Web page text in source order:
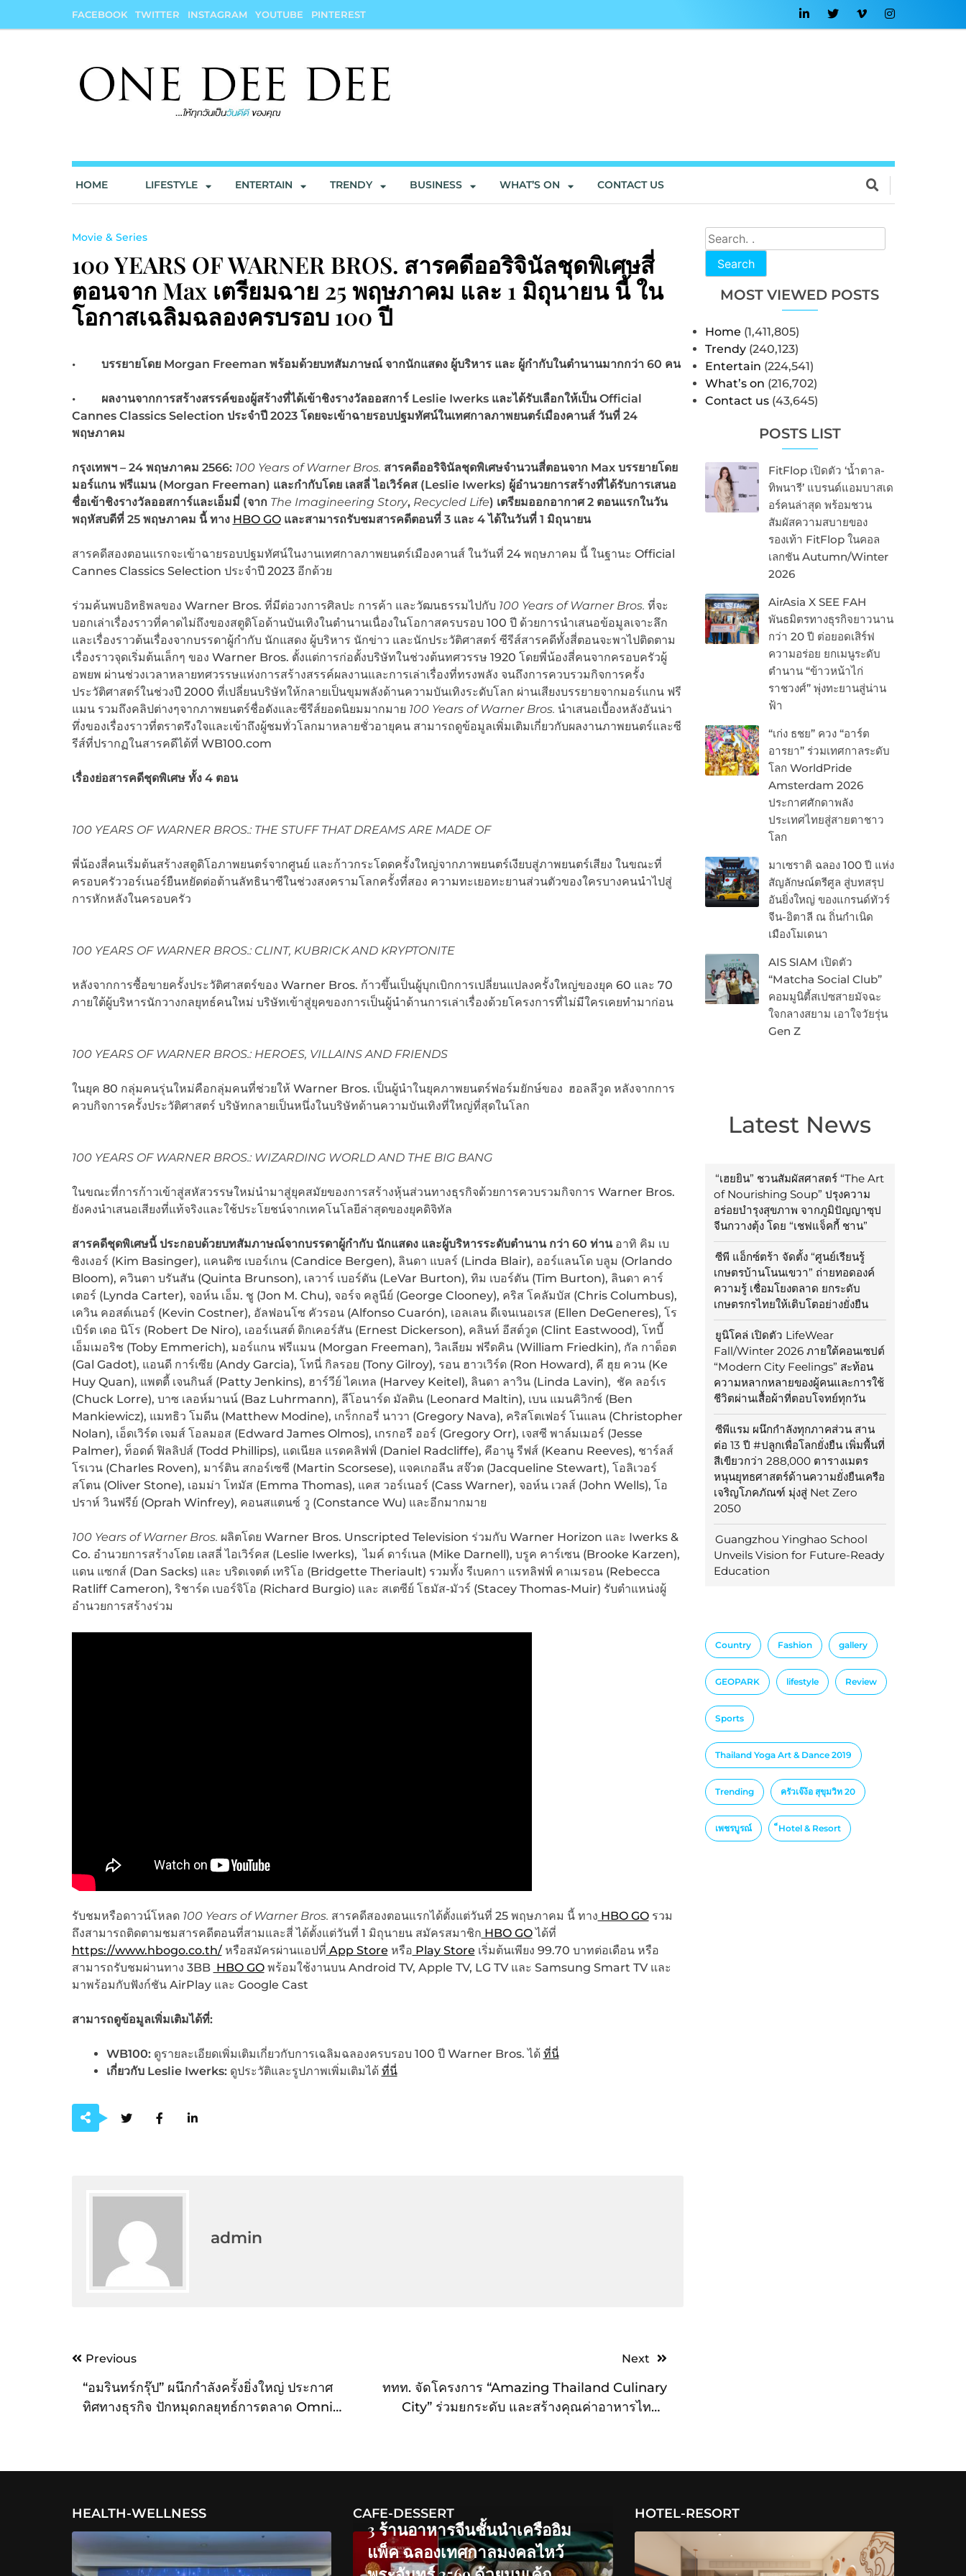
FACEBOOK TWITTER INSTAGRAM YOUTUBE PINTEREST
HOME LIFESTYLE ENTERTAIN TRENDY BUSINESS WHAT’S ON CONTACT US
Search
MOST VIEWED POSTS
Home (1,411,805)
Trendy (240,123)
Entertain (224,541)
What’s on (216,702)
Contact us (43,645)
POSTS LIST
FitFlop เปิดตัว ‘น้ำตาล-
ทิพนารี’ แบรนด์แอมบาสเด
อร์คนล่าสุด พร้อมชวน
สัมผัสความสบายของ
รองเท้า FitFlop ในคอล
เลกชัน Autumn/Winter
2026
AirAsia X SEE FAH
พันธมิตรทางธุรกิจยาวนาน
กว่า 20 ปี ต่อยอดเสิร์ฟ
ความอร่อย ยกเมนูระดับ
ตำนาน “ข้าวหน้าไก่
ราชวงศ์” พุ่งทะยานสู่น่าน
ฟ้า
“เก่ง ธชย” ควง “อาร์ต
อารยา” ร่วมเทศกาลระดับ
โลก WorldPride
Amsterdam 2026
ประกาศศักดาพลัง
ประเทศไทยสู่สายตาชาว
โลก
มาเซราติ ฉลอง 100 ปี แห่ง
สัญลักษณ์ตรีศูล สู่บทสรุป
อันยิ่งใหญ่ ของแกรนด์ทัวร์
จีน-อิตาลี ณ ถิ่นกำเนิด
เมืองโมเดนา
AIS SIAM เปิดตัว
“Matcha Social Club”
คอมมูนิตี้สเปซสายมัจฉะ
ใจกลางสยาม เอาใจวัยรุ่น
Gen Z
Latest News
“เฮยยิน” ชวนสัมผัสศาสตร์ “The Art
of Nourishing Soup” ปรุงความ
อร่อยบำรุงสุขภาพ จากภูมิปัญญาซุป
จีนกวางตุ้ง โดย “เชฟแจ็คกี้ ชาน”
ซีพี แอ็กซ์ตร้า จัดตั้ง “ศูนย์เรียนรู้
เกษตรบ้านโนนเขวา” ถ่ายทอดองค์
ความรู้ เชื่อมโยงตลาด ยกระดับ
เกษตรกรไทยให้เติบโตอย่างยั่งยืน
ยูนิโคล่ เปิดตัว LifeWear
Fall/Winter 2026 ภายใต้คอนเซปต์
“Modern City Feelings” สะท้อน
ความหลากหลายของผู้คนและการใช้
ชีวิตผ่านเสื้อผ้าที่ตอบโจทย์ทุกวัน
ซีพีแรม ผนึกกำลังทุกภาคส่วน สาน
ต่อ 13 ปี #ปลูกเพื่อโลกยั่งยืน เพิ่มพื้นที่
สีเขียวกว่า 288,000 ตารางเมตร
หนุนยุทธศาสตร์ด้านความยั่งยืนเครือ
เจริญโภคภัณฑ์ มุ่งสู่ Net Zero
2050
Guangzhou Yinghao School
Unveils Vision for Future-Ready
Education
Country Fashion gallery
GEOPARK lifestyle Review
Sports
Thailand Yoga Art & Dance 2019
Trending ครัวเจ๊ง้อ สุขุมวิท 20
เพชรบูรณ์ ็Hotel & Resort
Movie & Series
100 YEARS OF WARNER BROS. สารคดีออริจินัลชุดพิเศษสี่
ตอนจาก Max เตรียมฉาย 25 พฤษภาคม และ 1 มิถุนายน นี้ ใน
โอกาสเฉลิมฉลองครบรอบ 100 ปี
• บรรยายโดย Morgan Freeman พร้อมด้วยบทสัมภาษณ์ จากนักแสดง ผู้บริหาร และ ผู้กำกับในตำนานมากกว่า 60 คน
• ผลงานจากการสร้างสรรค์ของผู้สร้างที่ได้เข้าชิงรางวัลออสการ์ Leslie Iwerks และได้รับเลือกให้เป็น Official
Cannes Classics Selection ประจำปี 2023 โดยจะเข้าฉายรอบปฐมทัศน์ในเทศกาลภาพยนตร์เมืองคานส์ วันที่ 24
พฤษภาคม
กรุงเทพฯ – 24 พฤษภาคม 2566: 100 Years of Warner Bros. สารคดีออริจินัลชุดพิเศษจำนวนสี่ตอนจาก Max บรรยายโดย
มอร์แกน ฟรีแมน (Morgan Freeman) และกำกับโดย เลสลี่ ไอเวิร์คส (Leslie Iwerks) ผู้อำนวยการสร้างที่ได้รับการเสนอ
ชื่อเข้าชิงรางวัลออสการ์และเอ็มมี่ (จาก The Imagineering Story, Recycled Life) เตรียมออกอากาศ 2 ตอนแรกในวัน
พฤหัสบดีที่ 25 พฤษภาคม นี้ ทาง HBO GOและสามารถรับชมสารคดีตอนที่ 3 และ 4 ได้ในวันที่ 1 มิถุนายน
สารคดีสองตอนแรกจะเข้าฉายรอบปฐมทัศน์ในงานเทศกาลภาพยนตร์เมืองคานส์ ในวันที่ 24 พฤษภาคม นี้ ในฐานะ Official
Cannes Classics Selection ประจำปี 2023 อีกด้วย
ร่วมค้นพบอิทธิพลของ Warner Bros. ที่มีต่อวงการศิลปะ การค้า และวัฒนธรรมไปกับ 100 Years of Warner Bros. ที่จะ
บอกเล่าเรื่องราวที่คาดไม่ถึงของสตูดิโอด้านบันเทิงในตำนานเนื่องในโอกาสครบรอบ 100 ปี ด้วยการนำเสนอข้อมูลเจาะลึก
และเรื่องราวต้นเรื่องจากบรรดาผู้กำกับ นักแสดง ผู้บริหาร นักข่าว และนักประวัติศาสตร์ ซีรีส์สารคดีทั้งสี่ตอนจะพาไปติดตาม
เรื่องราวจุดเริ่มต้นเล็กๆ ของ Warner Bros. ตั้งแต่การก่อตั้งบริษัทในช่วงต้นทศวรรษ 1920 โดยพี่น้องสี่คนจากครอบครัวผู้
อพยพ ผ่านช่วงเวลาหลายทศวรรษแห่งการสร้างสรรค์ผลงานและการเล่าเรื่องที่ทรงพลัง จนถึงการควบรวมกิจการครั้ง
ประวัติศาสตร์ในช่วงปี 2000 ที่เปลี่ยนบริษัทให้กลายเป็นขุมพลังด้านความบันเทิงระดับโลก ผ่านเสียงบรรยายจากมอร์แกน ฟรี
แมน รวมถึงคลิปต่างๆจากภาพยนตร์ชื่อดังและซีรีส์ยอดนิยมมากมาย 100 Years of Warner Bros. นำเสนอเบื้องหลังอันน่า
ทึ่งของเรื่องราวที่ตราตรึงใจและเข้าถึงผู้ชมทั่วโลกมาหลายชั่วอายุคน สามารถดูข้อมูลเพิ่มเติมเกี่ยวกับผลงานภาพยนตร์และซี
รีส์ที่ปรากฏในสารคดีได้ที่ WB100.com
เรื่องย่อสารคดีชุดพิเศษ ทั้ง 4 ตอน
100 YEARS OF WARNER BROS.: THE STUFF THAT DREAMS ARE MADE OF
พี่น้องสี่คนเริ่มต้นสร้างสตูดิโอภาพยนตร์จากศูนย์ และก้าวกระโดดครั้งใหญ่จากภาพยนตร์เงียบสู่ภาพยนตร์เสียง ในขณะที่
ครอบครัววอร์เนอร์ยืนหยัดต่อต้านลัทธินาซีในช่วงสงครามโลกครั้งที่สอง ความทะเยอทะยานส่วนตัวของใครบางคนนำไปสู่
การหักหลังในครอบครัว
100 YEARS OF WARNER BROS.: CLINT, KUBRICK AND KRYPTONITE
หลังจากการซื้อขายครั้งประวัติศาสตร์ของ Warner Bros. ก้าวขึ้นเป็นผู้บุกเบิกการเปลี่ยนแปลงครั้งใหญ่ของยุค 60 และ 70
ภายใต้ผู้บริหารนักวางกลยุทธ์คนใหม่ บริษัทเข้าสู่ยุคของการเป็นผู้นำด้านการเล่าเรื่องด้วยโครงการที่ไม่มีใครเคยทำมาก่อน
100 YEARS OF WARNER BROS.: HEROES, VILLAINS AND FRIENDS
ในยุค 80 กลุ่มคนรุ่นใหม่คือกลุ่มคนที่ช่วยให้ Warner Bros. เป็นผู้นำในยุคภาพยนตร์ฟอร์มยักษ์ของ ฮอลลีวูด หลังจากการ
ควบกิจการครั้งประวัติศาสตร์ บริษัทกลายเป็นหนึ่งในบริษัทด้านความบันเทิงที่ใหญ่ที่สุดในโลก
100 YEARS OF WARNER BROS.: WIZARDING WORLD AND THE BIG BANG
ในขณะที่การก้าวเข้าสู่สหัสวรรษใหม่นำมาสู่ยุคสมัยของการสร้างหุ้นส่วนทางธุรกิจด้วยการควบรวมกิจการ Warner Bros.
ยังคงนำเสนอเสียงที่แท้จริงและใช้ประโยชน์จากเทคโนโลยีล่าสุดของยุคดิจิทัล
สารคดีชุดพิเศษนี้ ประกอบด้วยบทสัมภาษณ์จากบรรดาผู้กำกับ นักแสดง และผู้บริหารระดับตำนาน กว่า 60 ท่านอาทิ คิม เบ
ซิงเงอร์ (Kim Basinger), แคนดิซ เบอร์เกน (Candice Bergen), ลินดา แบลร์ (Linda Blair), ออร์แลนโด บลูม (Orlando
Bloom), ควินตา บรันสัน (Quinta Brunson), เลวาร์ เบอร์ตัน (LeVar Burton), ทิม เบอร์ตัน (Tim Burton), ลินดา คาร์
เตอร์ (Lynda Carter), จอห์น เอ็ม. ชู (Jon M. Chu), จอร์จ คลูนีย์ (George Clooney), คริส โคลัมบัส (Chris Columbus),
เควิน คอสต์เนอร์ (Kevin Costner), อัลฟอนโซ คัวรอน (Alfonso Cuarón), เอลเลน ดีเจนเนอเรส (Ellen DeGeneres), โร
เบิร์ต เดอ นิโร (Robert De Niro), เออร์เนสต์ ดิกเคอร์สัน (Ernest Dickerson), คลินท์ อีสต์วูด (Clint Eastwood), โทบี้
เอ็มเมอริช (Toby Emmerich), มอร์แกน ฟรีแมน (Morgan Freeman), วิลเลียม ฟรีดคิน (William Friedkin), กัล กาด็อต
(Gal Gadot), แอนดี การ์เซีย (Andy Garcia), โทนี่ กิลรอย (Tony Gilroy), รอน ฮาวเวิร์ด (Ron Howard), คี ฮุย ควน (Ke
Huy Quan), แพตตี้ เจนกินส์ (Patty Jenkins), ฮาร์วีย์ ไคเทล (Harvey Keitel), ลินดา ลาวิน (Linda Lavin), ชัค ลอร์เร
(Chuck Lorre), บาซ เลอห์มานน์ (Baz Luhrmann), ลีโอนาร์ด มัลติน (Leonard Maltin), เบน แมนคิวิกซ์ (Ben
Mankiewicz), แมทธิว โมดีน (Matthew Modine), เกร็กกอรี่ นาวา (Gregory Nava), คริสโตเฟอร์ โนแลน (Christopher
Nolan), เอ็ดเวิร์ด เจมส์ โอลมอส (Edward James Olmos), เกรกอรี ออร์ (Gregory Orr), เจสซี พาล์มเมอร์ (Jesse
Palmer), ท็อดด์ ฟิลลิปส์ (Todd Phillips), แดเนียล แรดคลิฟฟ์ (Daniel Radcliffe), คีอานู รีฟส์ (Keanu Reeves), ชาร์ลส์
โรเวน (Charles Roven), มาร์ติน สกอร์เซซี (Martin Scorsese), แจคเกอลีน สจ๊วต (Jacqueline Stewart), โอลิเวอร์
สโตน (Oliver Stone), เอมม่า โทมัส (Emma Thomas), แคส วอร์เนอร์ (Cass Warner), จอห์น เวลส์ (John Wells), โอ
ปราห์ วินฟรีย์ (Oprah Winfrey), คอนสแตนซ์ วู (Constance Wu) และอีกมากมาย
100 Years of Warner Bros. ผลิตโดย Warner Bros. Unscripted Television ร่วมกับ Warner Horizon และ Iwerks &
Co. อำนวยการสร้างโดย เลสลี่ ไอเวิร์คส (Leslie Iwerks), ไมค์ ดาร์เนล (Mike Darnell), บรูค คาร์เซน (Brooke Karzen),
แดน แซกส์ (Dan Sacks) และ บริดเจตต์ เทริโอ (Bridgette Theriault) รวมทั้ง รีเบคกา แรทลิฟฟ์ คาเมรอน (Rebecca
Ratliff Cameron), ริชาร์ด เบอร์จิโอ (Richard Burgio) และ สเตซีย์ โธมัส-มัวร์ (Stacey Thomas-Muir) รับตำแหน่งผู้
อำนวยการสร้างร่วม
รับชมหรือดาวน์โหลด 100 Years of Warner Bros. สารคดีสองตอนแรกได้ตั้งแต่วันที่ 25 พฤษภาคม นี้ ทาง HBO GOรวม
ถึงสามารถติดตามชมสารคดีตอนที่สามและสี่ ได้ตั้งแต่วันที่ 1 มิถุนายน สมัครสมาชิก HBO GOได้ที่
https://www.hbogo.co.th/หรือสมัครผ่านแอปที่ App Store หรือ Play Store เริ่มต้นเพียง 99.70 บาทต่อเดือน หรือ
สามารถรับชมผ่านทาง 3BB HBO GOพร้อมใช้งานบน Android TV, Apple TV, LG TV และ Samsung Smart TV และ
มาพร้อมกับฟังก์ชัน AirPlay และ Google Cast
สามารถดูข้อมูลเพิ่มเติมได้ที่:
WB100: ดูรายละเอียดเพิ่มเติมเกี่ยวกับการเฉลิมฉลองครบรอบ 100 ปี Warner Bros. ได้ ที่นี่
เกี่ยวกับ Leslie Iwerks: ดูประวัติและรูปภาพเพิ่มเติมได้ ที่นี่
admin
PostPrevious
“อมรินทร์กรุ๊ป” ผนึกกำลังครั้งยิ่งใหญ่ ประกาศ
ทิศทางธุรกิจ ปักหมุดกลยุทธ์การตลาด Omni
Next
ททท. จัดโครงการ “Amazing Thailand Culinary
City” ร่วมยกระดับ และสร้างคุณค่าอาหารไทยสู่
HEALTH-WELLNESS CAFE-DESSERT
3 ร้านอาหารจีนชั้นนำเครืออิม
แพ็ค ฉลองเทศกาลมงคลไหว้
HOTEL-RESORT